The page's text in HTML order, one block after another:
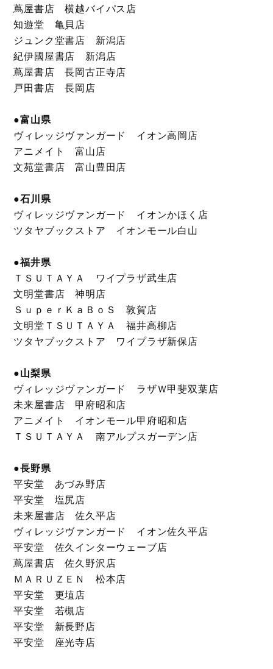
蔦屋書店 横越バイパス店
知遊堂 亀貝店
ジュンク堂書店 新潟店
紀伊國屋書店 新潟店
蔦屋書店 長岡古正寺店
戸田書店 長岡店
●富山県
ヴィレッジヴァンガード イオン高岡店
アニメイト 富山店
文苑堂書店 富山豊田店
●石川県
ヴィレッジヴァンガード イオンかほく店
ツタヤブックストア イオンモール白山
●福井県
ＴＳＵＴＡＹＡ ワイプラザ武生店
文明堂書店 神明店
ＳｕｐｅｒＫａＢｏＳ 敦賀店
文明堂ＴＳＵＴＡＹＡ 福井高柳店
ツタヤブックストア ワイプラザ新保店
●山梨県
ヴィレッジヴァンガード ラザＷ甲斐双葉店
未来屋書店 甲府昭和店
アニメイト イオンモール甲府昭和店
ＴＳＵＴＡＹＡ 南アルプスガーデン店
●長野県
平安堂 あづみ野店
平安堂 塩尻店
未来屋書店 佐久平店
ヴィレッジヴァンガード イオン佐久平店
平安堂 佐久インターウェーブ店
蔦屋書店 佐久野沢店
ＭＡＲＵＺＥＮ 松本店
平安堂 更埴店
平安堂 若槻店
平安堂 新長野店
平安堂 座光寺店